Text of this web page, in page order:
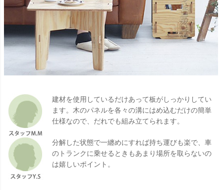
建材を使用しているだけあって板がしっかりしてい
ます。木のパネルを各々の溝にはめ込むだけの簡単
仕様なので、だれでも組み立てられます。
分解した状態で一纏めにすれば持ち運びも楽で、車
のトランクに乗せるときもあまり場所を取らないの
は嬉しいポイント。